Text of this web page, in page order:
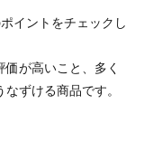
イントをチェックし
が高いこと、多く
ずける商品です。